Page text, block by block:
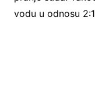
vodu u odnosu